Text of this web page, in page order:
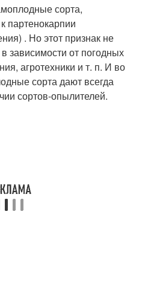
сорта,
партенокарпии
. Но этот признак не
зависимости от погодных
агротехники и т. п. И во
сорта дают всегда
сортов-опылителей.​